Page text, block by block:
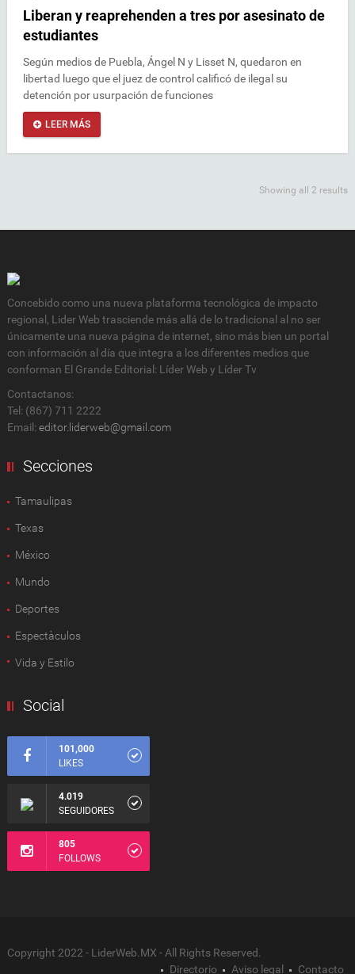
Liberan y reaprehenden a tres por asesinato de
estudiantes
Según medios de Puebla, Ángel N y Lisset N, quedaron en
libertad luego que el juez de control calificó de ilegal su
detención por usurpación de funciones
LEER MÁS
Showing all 2 results
Concebido como una nueva plataforma tecnológica de impacto
regional, Lider Web trasciende más allá de lo tradicional al no ser
únicamente una nueva página de internet, sino más bien un portal
con información al día que integra a los diferentes medios que
conforman El Grande Editorial: Líder Web y Líder Tv
Contactanos:
Tel: (867) 711 2222
Email: editor.liderweb@gmail.com
Secciones
Tamaulipas
Texas
México
Mundo
Deportes
Espectàculos
Vida y Estilo
Social
101,000
LIKES
4.019
SEGUIDORES
805
FOLLOWS
Copyright 2022 - LiderWeb.MX - All Rights Reserved.
Directorio
Aviso legal Contacto